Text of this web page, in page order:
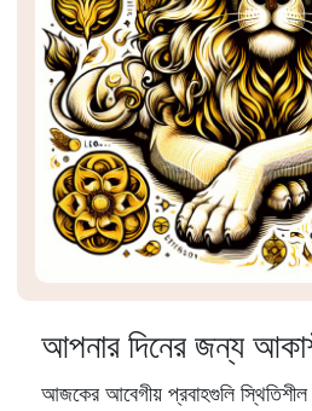
আপনার দিনের জন্য
আজকের আবেগীয় প্রবাহগুলি